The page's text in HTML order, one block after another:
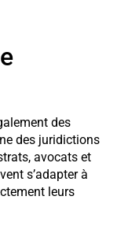
des
des juridictions
avocats et
s’adapter à
leurs